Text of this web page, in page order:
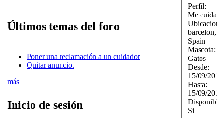
Últimos temas del foro
Poner una reclamación a un cuidador
Quitar anuncio.
más
Inicio de sesión
Perfil:
Me
barcelon
Spain
Mascota:
Gatos
Desde:
15/09/
Hasta:
15/09/
Si